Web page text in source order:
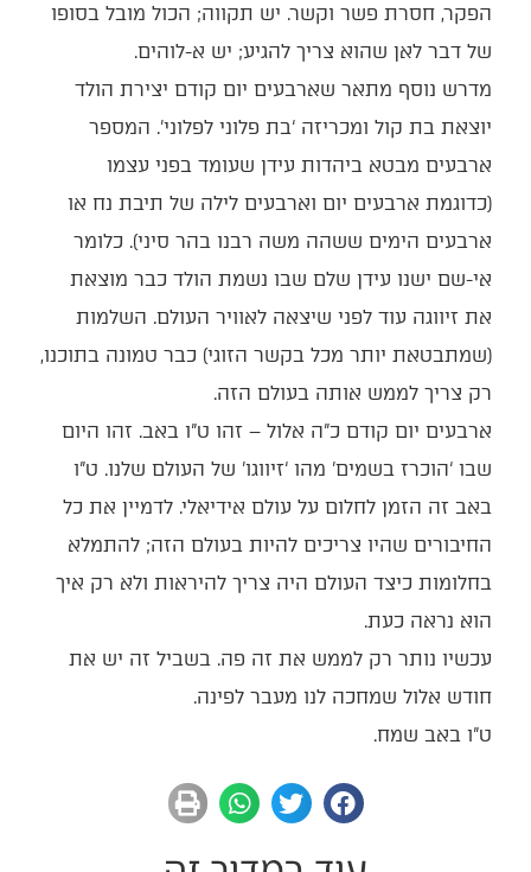
הפקר, חסרת פשר וקשר. יש תקווה; הכול מובל בסופו
של דבר לאן שהוא צריך להגיע; יש א-לוהים.
מדרש נוסף מתאר שארבעים יום קודם יצירת הולד
יוצאת בת קול ומכריזה ‘בת פלוני לפלוני’. המספר
ארבעים מבטא ביהדות עידן שעומד בפני עצמו
(כדוגמת ארבעים יום וארבעים לילה של תיבת נח או
ארבעים הימים ששהה משה רבנו בהר סיני). כלומר
אי-שם ישנו עידן שלם שבו נשמת הולד כבר מוצאת
את זיווגה עוד לפני שיצאה לאוויר העולם. השלמות
(שמתבטאת יותר מכל בקשר הזוגי) כבר טמונה בתוכנו,
רק צריך לממש אותה בעולם הזה.
ארבעים יום קודם כ”ה אלול – זהו ט”ו באב. זהו היום
שבו ‘הוכרז בשמים’ מהו ‘זיווגו’ של העולם שלנו. ט”ו
באב זה הזמן לחלום על עולם אידיאלי. לדמיין את כל
החיבורים שהיו צריכים להיות בעולם הזה; להתמלא
בחלומות כיצד העולם היה צריך להיראות ולא רק איך
הוא נראה כעת.
עכשיו נותר רק לממש את זה פה. בשביל זה יש את
חודש אלול שמחכה לנו מעבר לפינה.
ט”ו באב שמח.